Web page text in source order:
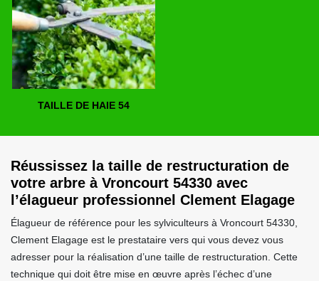
TAILLE DE HAIE 54
Réussissez la taille de restructuration de
votre arbre à Vroncourt 54330 avec
l’élagueur professionnel Clement Elagage
Élagueur de référence pour les sylviculteurs à Vroncourt 54330,
Clement Elagage est le prestataire vers qui vous devez vous
adresser pour la réalisation d’une taille de restructuration. Cette
technique qui doit être mise en œuvre après l’échec d’une